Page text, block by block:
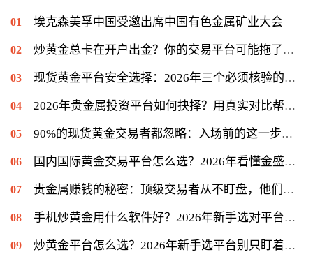
埃克森美孚中国受邀出席中国有色金属矿业大会
炒黄金总卡在开户出金？你的交易平台可能拖了后腿
现货黄金平台安全选择：2026年三个必须核验的关键标准
2026年贵金属投资平台如何抉择？用真实对比帮你理清思路
90%的现货黄金交易者都忽略：入场前的这一步很关键
国内国际黄金交易平台怎么选？2026年看懂金盛贵金属的交易门道
贵金属赚钱的秘密：顶级交易者从不盯盘，他们专注另一件事
手机炒黄金用什么软件好？2026年新手选对平台只是第一步
炒黄金平台怎么选？2026年新手选平台别只盯着低点差